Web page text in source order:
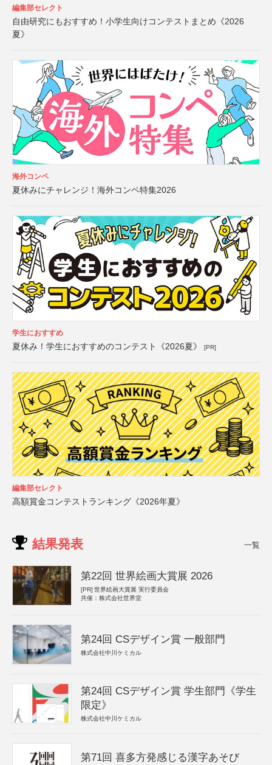
編集部セレクト
自由研究にもおすすめ！小学生向けコンテストまとめ《2026
夏》
海外コンペ
夏休みにチャレンジ！海外コンペ特集2026
学生におすすめ
夏休み！学生におすすめのコンテスト《2026夏》 [PR]
編集部セレクト
高額賞金コンテストランキング《2026年夏》
結果発表 一覧
第22回 世界絵画大賞展 2026
[PR] 世界絵画大賞展 実行委員会
共催：株式会社世界堂
第24回 CSデザイン賞 一般部門
株式会社中川ケミカル
第24回 CSデザイン賞 学生部門《学生
限定》
株式会社中川ケミカル
第71回 喜多方発感じる漢字あそび